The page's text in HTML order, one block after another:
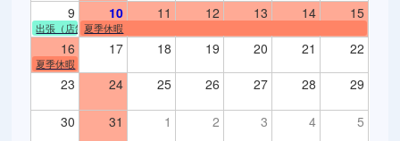
9 10 11 12 13 14 15
出張（店舗不在）
夏季休暇
16 17 18 19 20 21 22
夏季休暇
23 24 25 26 27 28 29
30 31 1 2 3 4 5